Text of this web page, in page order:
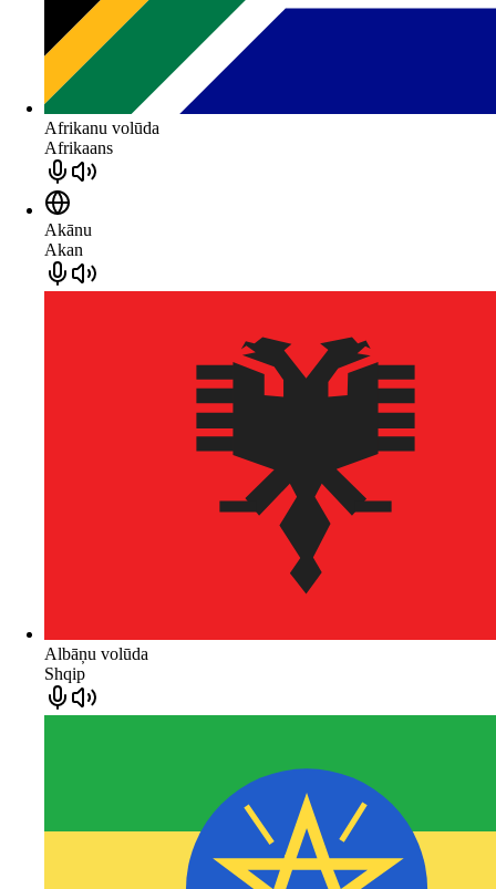
Afrikanu volūda
Afrikaans
Akānu
Akan
Albāņu volūda
Shqip